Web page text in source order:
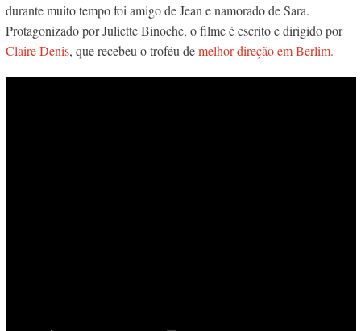
durante muito tempo foi amigo de Jean e namorado de Sara.
Protagonizado por Juliette Binoche, o filme é escrito e dirigido por
Claire Denis, que recebeu o troféu demelhor direção em Berlim.